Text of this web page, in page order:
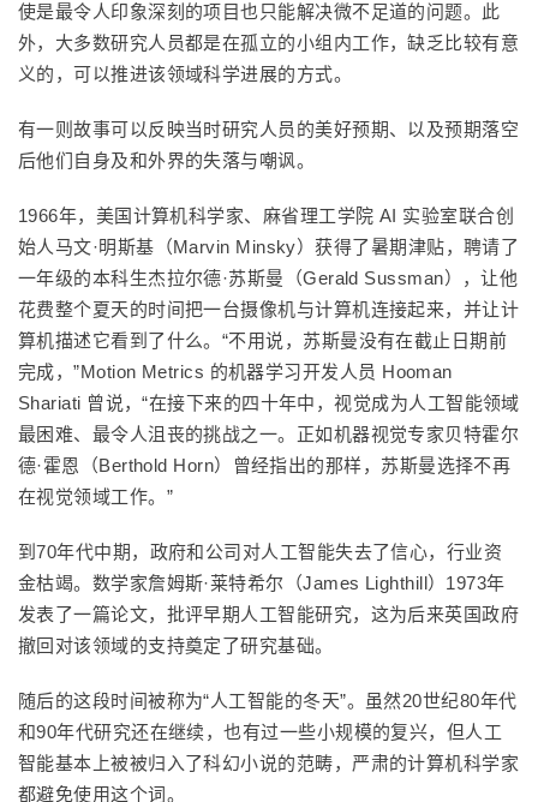
使是最令人印象深刻的项目也只能解决微不足道的问题。此
外，大多数研究人员都是在孤立的小组内工作，缺乏比较有意
义的，可以推进该领域科学进展的方式。
有一则故事可以反映当时研究人员的美好预期、以及预期落空
后他们自身及和外界的失落与嘲讽。
1966年，美国计算机科学家、麻省理工学院 AI 实验室联合创
始人马文·明斯基（Marvin Minsky）获得了暑期津贴，聘请了
一年级的本科生杰拉尔德·苏斯曼（Gerald Sussman），让他
花费整个夏天的时间把一台摄像机与计算机连接起来，并让计
算机描述它看到了什么。“不用说，苏斯曼没有在截止日期前
完成，”Motion Metrics 的机器学习开发人员 Hooman
Shariati 曾说，“在接下来的四十年中，视觉成为人工智能领域
最困难、最令人沮丧的挑战之一。正如机器视觉专家贝特霍尔
德·霍恩（Berthold Horn）曾经指出的那样，苏斯曼选择不再
在视觉领域工作。”
到70年代中期，政府和公司对人工智能失去了信心，行业资
金枯竭。数学家詹姆斯·莱特希尔（James Lighthill）1973年
发表了一篇论文，批评早期人工智能研究，这为后来英国政府
撤回对该领域的支持奠定了研究基础。
随后的这段时间被称为“人工智能的冬天”。虽然20世纪80年代
和90年代研究还在继续，也有过一些小规模的复兴，但人工
智能基本上被被归入了科幻小说的范畴，严肃的计算机科学家
都避免使用这个词。